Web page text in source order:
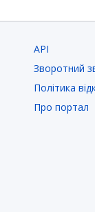
API
Зворотний
Політика
Про портал